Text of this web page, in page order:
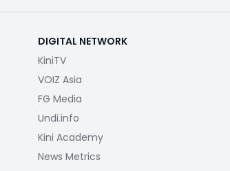
DIGITAL NETWORK
KiniTV
VOIZ Asia
FG Media
Undi.info
Kini Academy
News Metrics